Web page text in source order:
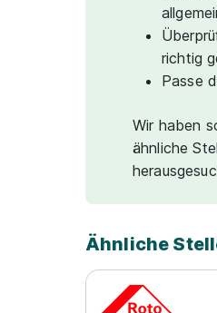
richtig
Passe
Wir haben
ähnliche
Ähnliche